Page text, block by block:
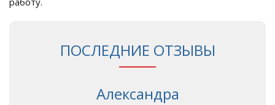
ПОСЛЕДНИЕ ОТЗЫВЫ
Александра